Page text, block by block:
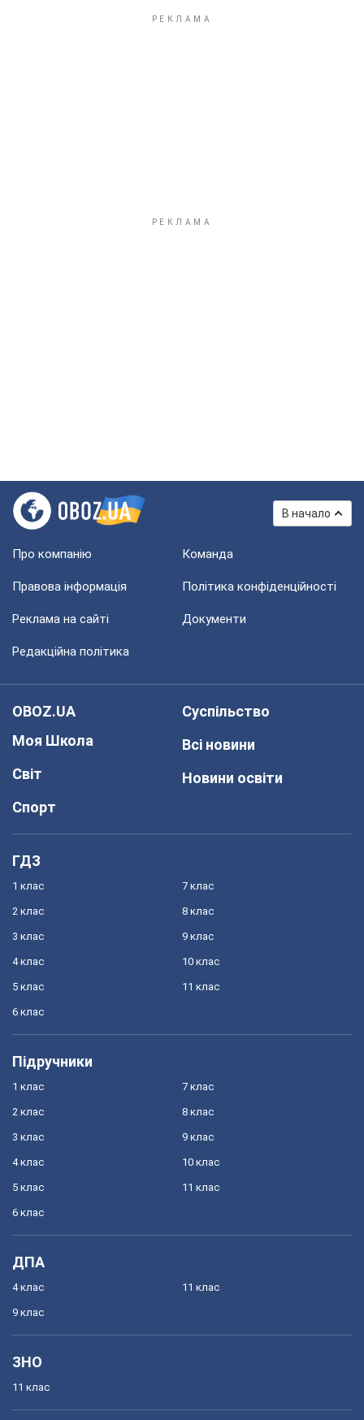
В начало
Про компанію Команда
Правова інформація Політика конфіденційності
Реклама на сайті Документи
Редакційна політика
OBOZ.UA
Моя Школа
Світ
Спорт
Суспільство
Всі новини
Новини освіти
ГДЗ
1 клас
2 клас
3 клас
4 клас
5 клас
6 клас
7 клас
8 клас
9 клас
10 клас
11 клас
Підручники
1 клас
2 клас
3 клас
4 клас
5 клас
6 клас
7 клас
8 клас
9 клас
10 клас
11 клас
ДПА
4 клас
9 клас
11 клас
ЗНО
11 клас